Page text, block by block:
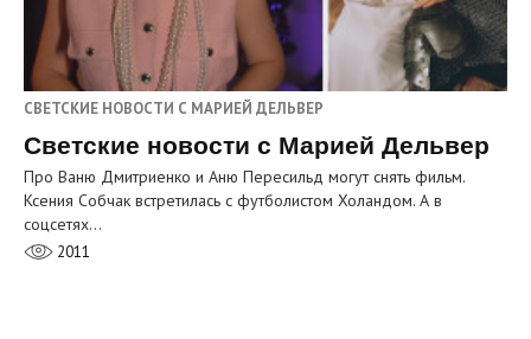
СВЕТСКИЕ НОВОСТИ С МАРИЕЙ ДЕЛЬВЕР
Светские новости с Марией Дельвер
Про Ваню Дмитриенко и Аню Пересильд могут снять фильм.
Ксения Собчак встретилась с футболистом Холандом. А в
соцсетях…
2011